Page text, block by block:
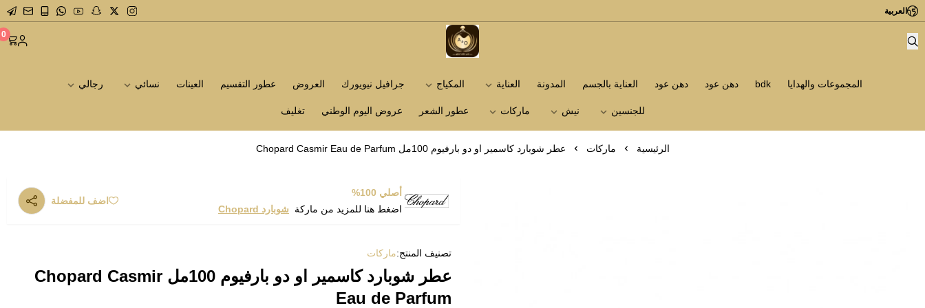
العربية
متجر عاشق العطور 0
المجموعات والهدايا bdk دهن عود دهن عود العناية بالجسم المدونة العناية المكياج جرافيل نيويورك العروض عطور التقسيم العينات نسائي رجالي
للجنسين نيش ماركات عطور الشعر عروض اليوم الوطني تغليف
الرئيسية ماركات عطر شوبارد كاسمير او دو بارفيوم 100مل Chopard Casmir Eau de Parfum
أصلي 100%
اضغط هنا للمزيد من ماركة
شوبارد Chopard
اضف للمفضلة
تصنيف المنتج:ماركات
عطر شوبارد كاسمير او دو بارفيوم 100مل Chopard Casmir
Eau de Parfum